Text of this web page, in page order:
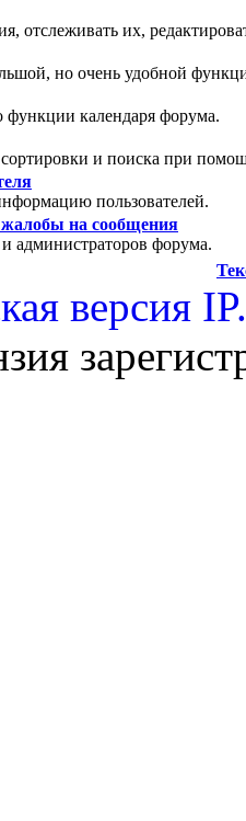
отслеживать их,
но очень удобной
календаря форума.
и поиска при
пользователей.
на сообщения
администраторов форума.
версия